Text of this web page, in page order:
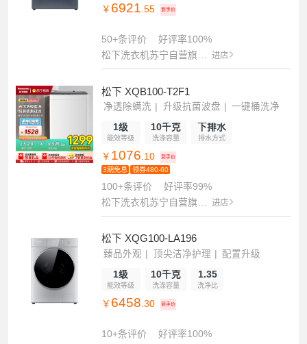
￥ 6921.55 到手价
50+条评价
好评率100%
松下洗衣机苏宁自营旗舰店
进店
松下 XQB100-T2F1
净透除螨洗 升级抗菌波盘 一键桶洗净
1级
能效等级
10千克
洗涤容量
下排水
排水方式
￥ 1076 .10 到手价
3期免息 领券480-60
100+条评价
好评率99%
松下洗衣机苏宁自营旗舰店
进店
松下 XQG100-LA196
臻品外观 顶尖洁净护理 配置升级
1级
能效等级
10千克
洗涤容量
1.35
洗净比
￥ 6458 .30 到手价
10+条评价
好评率100%